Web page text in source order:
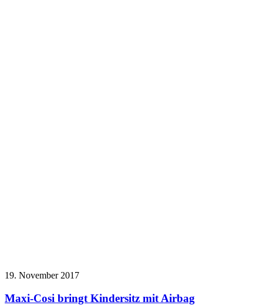
19. November 2017
Maxi-Cosi bringt Kindersitz mit Airbag